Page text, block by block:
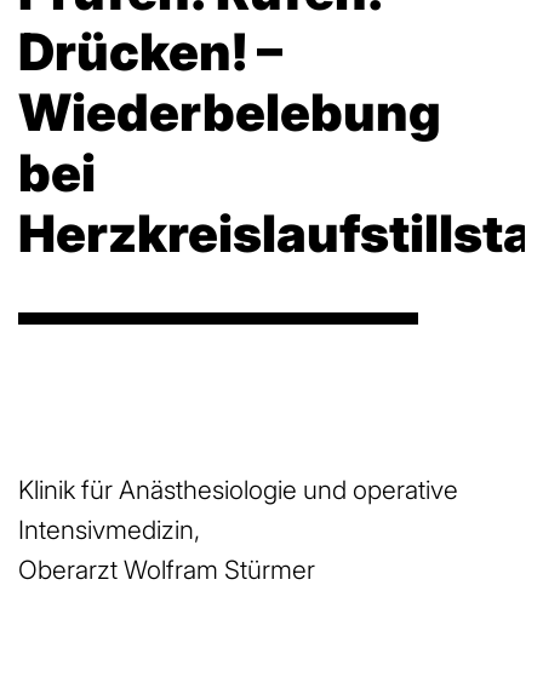
Drücken! –
Wiederbelebung
bei
Klinik für Anästhesiologie und operative
Intensivmedizin,
Oberarzt Wolfram Stürmer